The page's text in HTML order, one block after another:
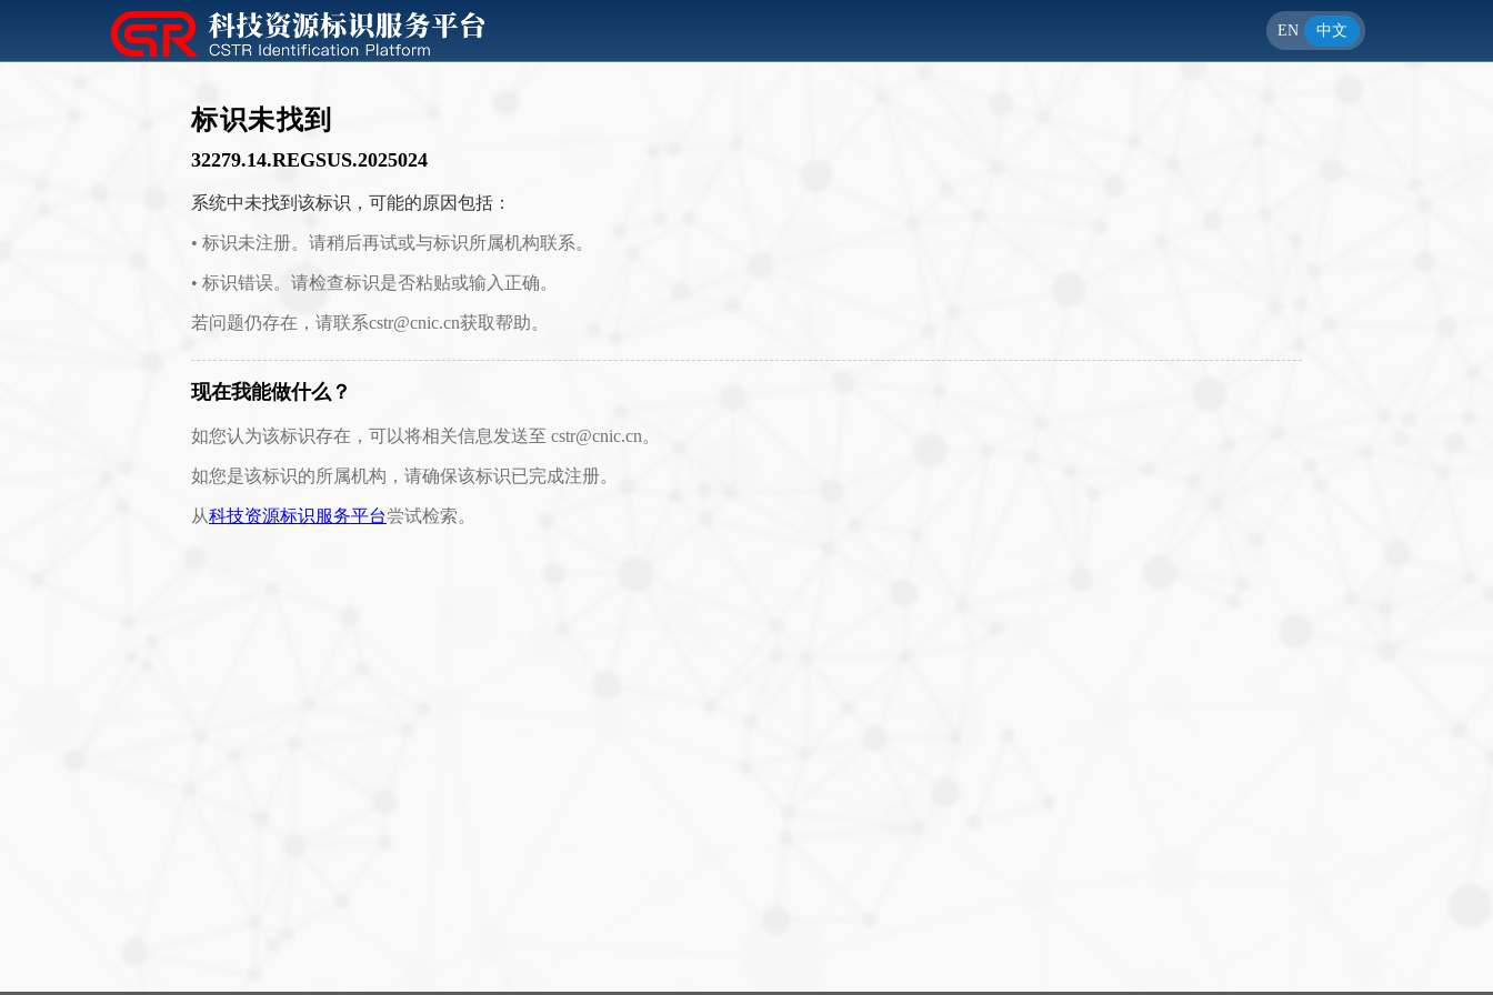
EN 中文
标识未找到
32279.14.REGSUS.2025024
系统中未找到该标识，可能的原因包括：
• 标识未注册。请稍后再试或与标识所属机构联系。
• 标识错误。请检查标识是否粘贴或输入正确。
若问题仍存在，请联系cstr@cnic.cn获取帮助。
现在我能做什么？
如您认为该标识存在，可以将相关信息发送至 cstr@cnic.cn。
如您是该标识的所属机构，请确保该标识已完成注册。
从科技资源标识服务平台尝试检索。